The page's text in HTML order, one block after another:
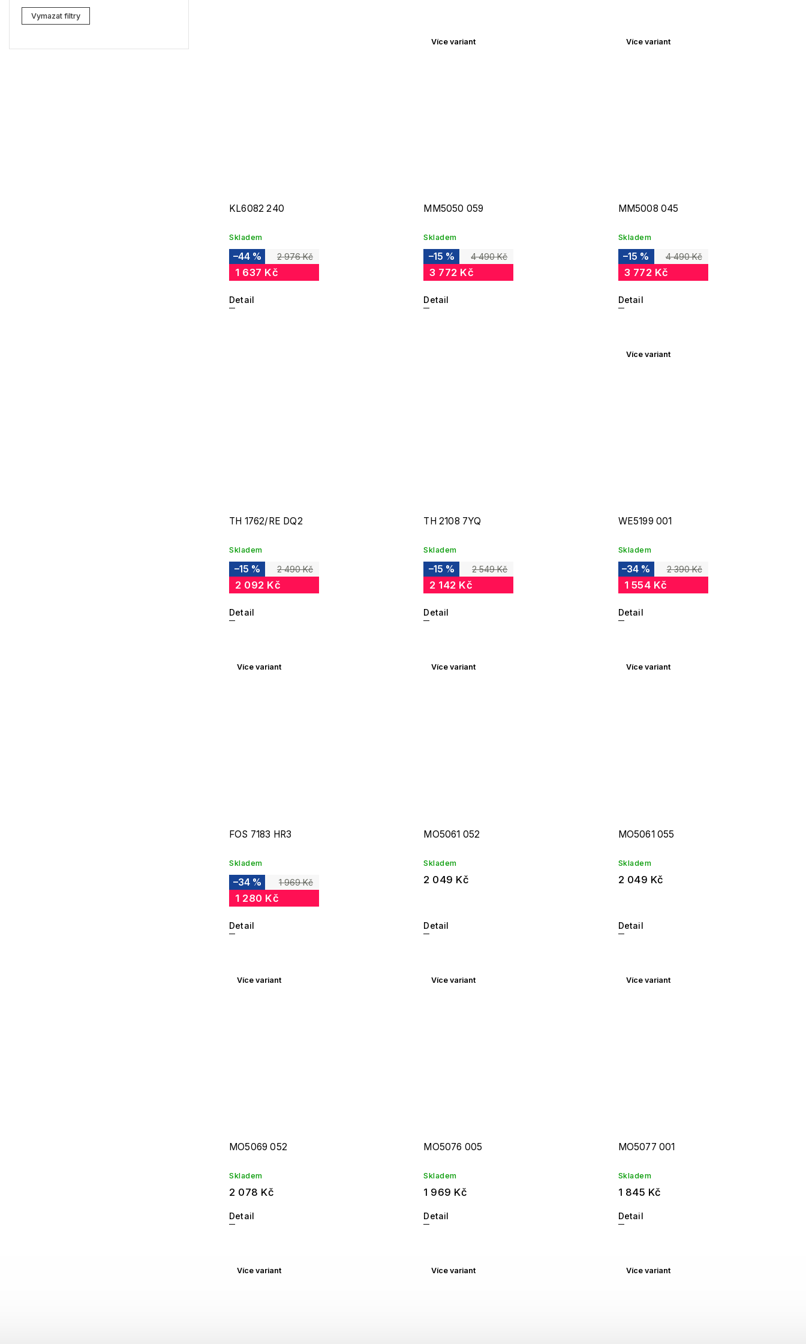
Lacoste
Vymazat filtry
KL6082 240
Skladem
2 976 Kč
–44 %
1 637 Kč
Detail
Více variant
MM5050 059
Skladem
4 490 Kč
–15 %
3 772 Kč
Detail
Více variant
MM5008 045
Skladem
4 490 Kč
–15 %
3 772 Kč
Detail
TH 1762/RE DQ2
Skladem
2 490 Kč
–15 %
2 092 Kč
Detail
TH 2108 7YQ
Skladem
2 549 Kč
–15 %
2 142 Kč
Detail
Více variant
WE5199 001
Skladem
2 390 Kč
–34 %
1 554 Kč
Detail
Více variant
FOS 7183 HR3
Skladem
1 969 Kč
–34 %
1 280 Kč
Detail
Více variant
MO5061 052
Skladem
2 049 Kč
Detail
Více variant
MO5061 055
Skladem
2 049 Kč
Detail
Více variant
MO5069 052
Skladem
2 078 Kč
Detail
Více variant
MO5076 005
Skladem
1 969 Kč
Detail
Více variant
MO5077 001
Skladem
1 845 Kč
Detail
Více variant Více variant Více variant